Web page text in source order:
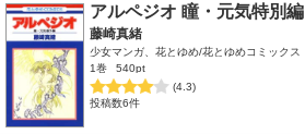
アルペジオ 瞳・元気特別編
藤崎真緒
少女マンガ、花とゆめ/花とゆめコミックス
1巻
540pt
(4.3)
投稿数6件